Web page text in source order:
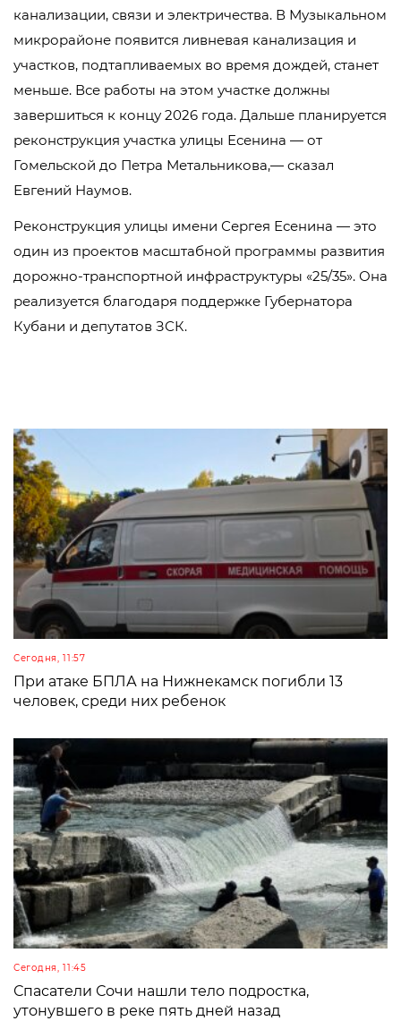
канализации, связи и электричества. В Музыкальном
микрорайоне появится ливневая канализация и
участков, подтапливаемых во время дождей, станет
меньше. Все работы на этом участке должны
завершиться к концу 2026 года. Дальше планируется
реконструкция участка улицы Есенина — от
Гомельской до Петра Метальникова,— сказал
Евгений Наумов.
Реконструкция улицы имени Сергея Есенина — это
один из проектов масштабной программы развития
дорожно-транспортной инфраструктуры «25/35». Она
реализуется благодаря поддержке Губернатора
Кубани и депутатов ЗСК.
Сегодня, 11:57
При атаке БПЛА на Нижнекамск погибли 13
человек, среди них ребенок
Сегодня, 11:45
Спасатели Сочи нашли тело подростка,
утонувшего в реке пять дней назад